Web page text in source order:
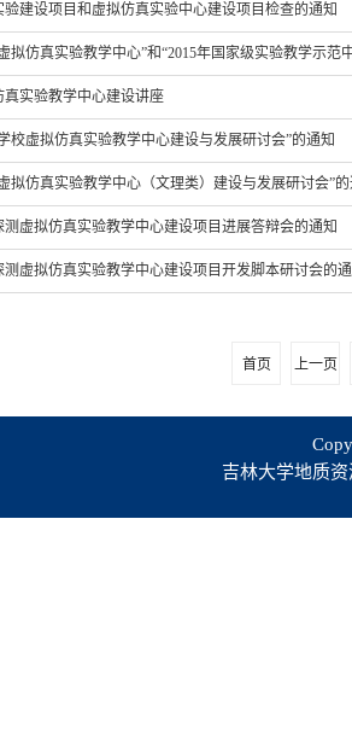
验建设项目和虚拟仿真实验中心建设项目检查的通知
拟仿真实验教学中心”和“2015年国家级实验教学示范
实验教学中心建设讲座
校虚拟仿真实验教学中心建设与发展研讨会”的通知
拟仿真实验教学中心（文理类）建设与发展研讨会”
虚拟仿真实验教学中心建设项目进展答辩会的通知
虚拟仿真实验教学中心建设项目开发脚本研讨会的
首页 上一页
吉林大学地质